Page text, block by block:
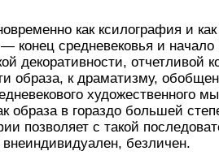
как ксилография и
конец средневековья и начало
декоративности, отчетливой
образа, к драматизму,
художественного
образа в гораздо большей
позволяет с такой
безличен.